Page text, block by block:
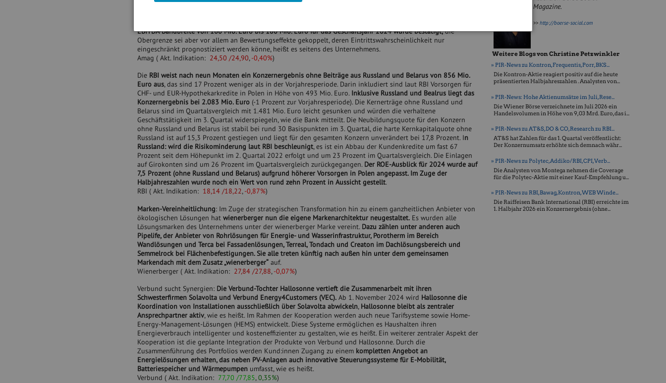
abfedern, so das Unternehmen. Das erzielte Betriebsergebnis (EBIT) lag im aktuellen Berichtszeitraum bei 80,7
EBITDA-Bandbreite von 160 Mio. Euro bis 180 Mio. Euro für das Geschäftsjahr 2024 wurde bestätigt,die
Obergrenze sei aber vor allem an Bewertungseffekte gekoppelt, deren Eintrittswahrscheinlichkeit nur
eingeschränkt prognostiziert werden könne, heißt es seitens des Unternehmens.
Amag ( Akt. Indikation: 24,50 /24,90, -0,40%)
Die RBI weist nach neun Monaten ein Konzernergebnis ohne Beiträge aus Russland und Belarus von 856 Mio.
Euro aus, das sind 17 Prozent weniger als in der Vorjahresperiode. Darin inkludiert sind laut RBI Vorsorgen für
CHF- und EUR-Hypothekarkredite in Polen in Höhe von 493 Mio. Euro. Inklusive Russland und Bealrus liegt das
Konzernergebnis bei 2.083 Mio. Euro(-1 Prozent zur Vorjahresperiode). Die Kernerträge ohne Russland und
Belarus sind im Quartalsvergleich mit 1.481 Mio. Euro leicht gesunken und würden die verhaltene
Geschäftstätigkeit im 3. Quartal widerspiegeln, wie die Bank mitteilt. Die Neubildungsquote für den Konzern
ohne Russland und Belarus ist stabil bei rund 30 Basispunkten im 3. Quartal, die harte Kernkapitalquote ohne
Russland ist auf 15,3 Prozent gestiegen und liegt für den gesamten Konzern unverändert bei 17,8 Prozent. In
Russland: wird die Risikominderung laut RBI beschleunigt, es ist ein Abbau der Kundenkredite um fast 67
Prozent seit dem Höhepunkt im 2. Quartal 2022 erfolgt und um 23 Prozent im Quartalsvergleich. Die Einlagen
auf Girokonten sind um 26 Prozent im Quartalsvergleich zurückgegangen. Der ROE-Ausblick für 2024 wurde auf
7,5 Prozent (ohne Russland und Belarus) aufgrund höherer Vorsorgen in Polen angepasst. Im Zuge der
Halbjahreszahlen wurde noch ein Wert von rund zehn Prozent in Aussicht gestellt.
RBI ( Akt. Indikation: 18,14 /18,22,-0,87%)
Marken-Vereinheitlichung: Im Zuge der strategischen Transformation hin zu einem ganzheitlichen Anbieter von
ökologischen Lösungen hat wienerberger nun die eigene Markenarchitektur neugestaltet.Es wurden alle
Lösungsmarken des Unternehmens unter der wienerberger Marke vereint. Dazu zählen unter anderen auch
Pipelife, der Anbieter von Rohrlösungen für Energie- und Wasserinfrastruktur, Porotherm im Bereich
Wandlösungen und Terca bei Fassadenlösungen, Terreal, Tondach und Creaton im Dachlösungsbereich und
Semmelrock bei Flächenbefestigungen. Sie alle treten künftig nach außen hin unter dem gemeinsamen
Markendach mit dem Zusatz „wienerberger“auf.
Wienerberger ( Akt. Indikation: 27,84 /27,88, -0,07%)
Verbund sucht Synergien: Die Verbund-Tochter Hallosonne vertieft die Zusammenarbeit mit ihren
Schwesterfirmen Solavolta und Verbund Energy4Customers (VEC).Ab 1. November 2024 wird Hallosonne die
Koordination von Installationen ausschließlich über Solavolta abwickeln, Hallosonne bleibt als zentraler
Ansprechpartner aktiv, wie es heißt. Im Rahmen der Kooperation werden auch neue Tarifsysteme sowie Home-
Energy-Management-Lösungen (HEMS) entwickelt. Diese Systeme ermöglichen es Haushalten ihren
Energieverbrauch intelligenter und kosteneffizienter zu gestalten, wie es heißt. Ein weiterer zentraler Aspekt der
Kooperation ist die geplante Integration der Produkte von Verbund und Hallosonne. Durch die
Zusammenführung des Portfolios werden Kund:innen Zugang zu einem kompletten Angebot an
Energielösungen erhalten, das neben PV-Anlagen auch innovative Steuerungssysteme für E-Mobilität,
Batteriespeicher und Wärmepumpenumfasst, wie es heißt.
Verbund ( Akt. Indikation: 77,70 /77,85,0,35%)
Magazine.
>>http://boerse-social.com
Weitere Blogs von Christine Petzwinkler
» PIR-News zu Kontron, Frequentis, Porr, BKS...
Die Kontron-Aktie reagiert positiv auf die heute
präsentierten Halbjahreszahlen . Analysten von...
» PIR-News: Hohe Aktienumsätze im Juli, Rese...
Die Wiener Börse verzeichnete im Juli 2026 ein
Handelsvolumen in Höhe von 9,03 Mrd. Euro, das i...
» PIR-News zu AT&S, DO & CO, Research zu RBI...
AT&S hat Zahlen für das 1. Quartal veröffentlicht:
Der Konzernumsatz erhöhte sich demnach währ...
» PIR-News zu Polytec, Addiko/RBI, CPI, Verb...
Die Analysten von Montega nehmen die Coverage
für die Polytec-Aktie mit einer Kauf-Empfehlung u...
» PIR-News zu RBI, Bawag, Kontron, WEB Winde...
Die Raiffeisen Bank International (RBI) erreichte im
1. Halbjahr 2026 ein Konzernergebnis (ohne...